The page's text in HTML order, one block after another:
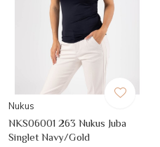
Nukus
NKS06001 263 Nukus Juba
Singlet Navy/Gold